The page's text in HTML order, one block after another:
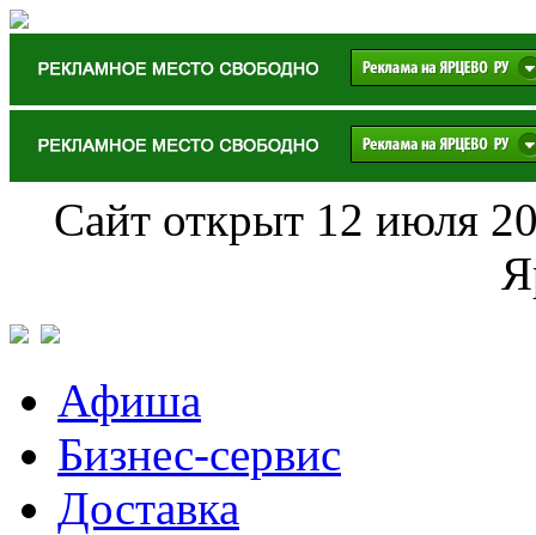
Сайт открыт 12 июля
Афиша
Бизнес-сервис
Доставка